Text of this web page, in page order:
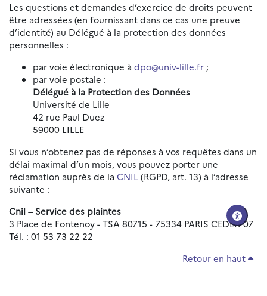
Les questions et demandes d’exercice de droits peuvent
être adressées (en fournissant dans ce cas une preuve
d’identité) au Délégué à la protection des données
personnelles :
par voie électronique à dpo@univ-lille.fr ;
par voie postale :
Délégué à la Protection des Données
Université de Lille
42 rue Paul Duez
59000 LILLE
Si vous n’obtenez pas de réponses à vos requêtes dans un
délai maximal d’un mois, vous pouvez porter une
réclamation auprès de la CNIL (RGPD, art. 13) à l’adresse
suivante :
Cnil – Service des plaintes
3 Place de Fontenoy - TSA 80715 - 75334 PARIS CEDEX 07
Tél. : 01 53 73 22 22
Retour en haut